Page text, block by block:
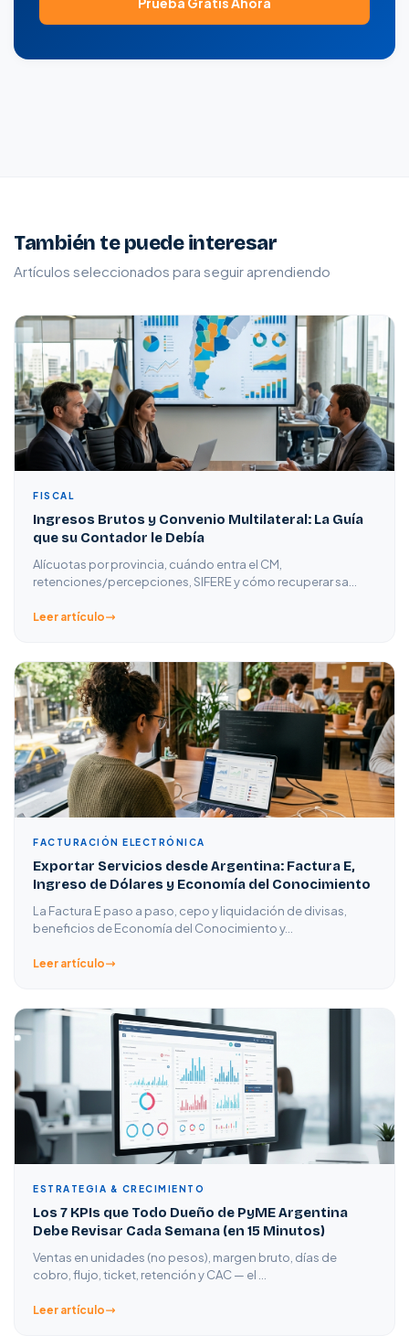
También te puede interesar
Artículos seleccionados para seguir aprendiendo
FISCAL
Ingresos Brutos y Convenio Multilateral: La Guía
que su Contador le Debía
Alícuotas por provincia, cuándo entra el CM,
retenciones/percepciones, SIFERE y cómo recuperar sa…
Leer artículo
FACTURACIÓN ELECTRÓNICA
Exportar Servicios desde Argentina: Factura E,
Ingreso de Dólares y Economía del Conocimiento
La Factura E paso a paso, cepo y liquidación de divisas,
beneficios de Economía del Conocimiento y…
Leer artículo
ESTRATEGIA & CRECIMIENTO
Los 7 KPIs que Todo Dueño de PyME Argentina
Debe Revisar Cada Semana (en 15 Minutos)
Ventas en unidades (no pesos), margen bruto, días de
cobro, flujo, ticket, retención y CAC — el …
Leer artículo